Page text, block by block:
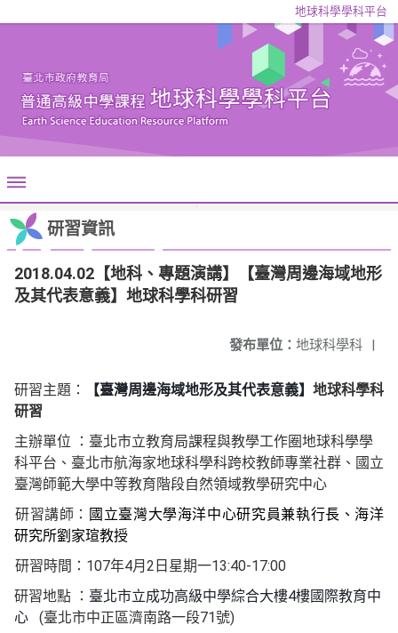
地球科學學科平台
研習資訊
2018.04.02【地科、專題演講】【臺灣周邊海域地形
及其代表意義】地球科學科研習
發布單位： 地球科學科 |
研習主題： 【臺灣周邊海域地形及其代表意義】 地球科學科
研習
主辦單位
：臺北市立教育局課程與教學工作圈地球科學學
科平台、臺北市航海家地球科學科跨校教師專業社群、 國立
臺灣師範大學中等教育階段自然領域教學研究中心
研習講師 ：
國立臺灣大學海洋中心研究員兼執行長、海洋
研究所劉家瑄教授
研習時間： 107年4月 2 日星期一13:40-17:00
研習地點 ： 臺北市立成功高級中學綜合大樓4樓國際教育中
心 (臺北市中正區濟南路一段71號)